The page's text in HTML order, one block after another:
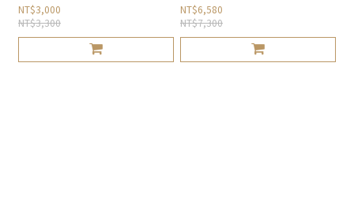
NT$3,000
NT$3,300
NT$6,580
NT$7,300